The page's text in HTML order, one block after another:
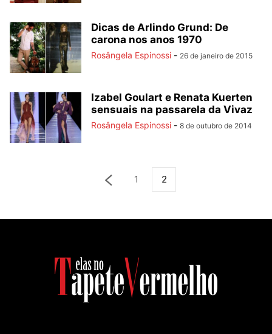
Dicas de Arlindo Grund: De
carona nos anos 1970
Rosângela Espinossi - 26 de janeiro de 2015
Izabel Goulart e Renata Kuerten
sensuais na passarela da Vivaz
Rosângela Espinossi - 8 de outubro de 2014
1 2